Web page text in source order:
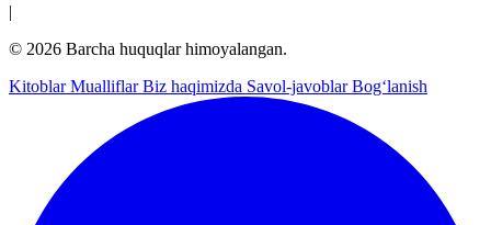
|
© 2026 Barcha huquqlar himoyalangan.
KitoblarMualliflarBiz haqimizda Savol-javoblarBog‘lanish